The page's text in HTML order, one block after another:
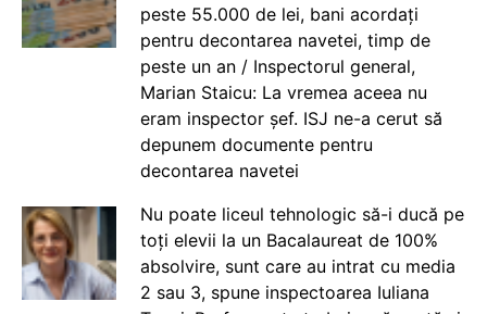
peste 55.000 de lei, bani acordați
pentru decontarea navetei, timp de
peste un an / Inspectorul general,
Marian Staicu: La vremea aceea nu
eram inspector șef. ISJ ne-a cerut să
depunem documente pentru
decontarea navetei
Nu poate liceul tehnologic să-i ducă pe
toți elevii la un Bacalaureat de 100%
absolvire, sunt care au intrat cu media
2 sau 3, spune inspectoarea Iuliana